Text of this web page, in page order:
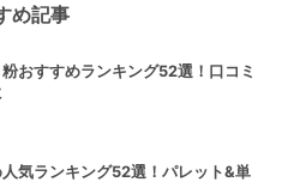
め記事
おすすめランキング52選！口コミ
気ランキング52選！パレット&単